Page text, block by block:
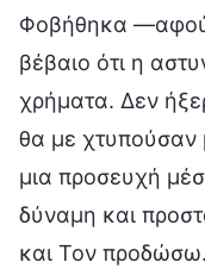
Φοβήθηκα —αφού
βέβαιο ότι η
χρήματα. Δεν
θα με χτυπούσαν
μια προσευχή
δύναμη και
και Τον